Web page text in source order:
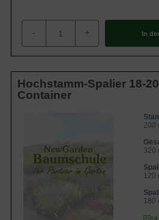
- + In
Hochstamm-Spalier 18-
Container
200
320
120
180